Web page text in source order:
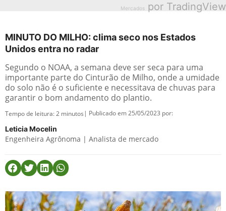
Mercados por TradingView
MINUTO DO MILHO: clima seco nos Estados
Unidos entra no radar
Segundo o NOAA, a semana deve ser seca para uma
importante parte do Cinturão de Milho, onde a umidade
do solo não é o suficiente e necessitava de chuvas para
garantir o bom andamento do plantio.
Tempo de leitura:2 minutos | Publicado em 25/05/2023 por:
Leticia Mocelin
Engenheira Agrônoma | Analista de mercado